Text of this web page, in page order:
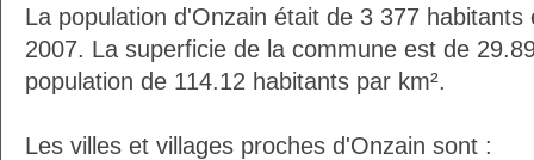
La population d'Onzain était de 3 377
2007. La superficie de la commune est de
population de 114.12 habitants par km².
Les villes et villages proches d'Onzain sont :